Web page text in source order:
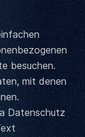
besuchen.
mit denen
Datenschutz